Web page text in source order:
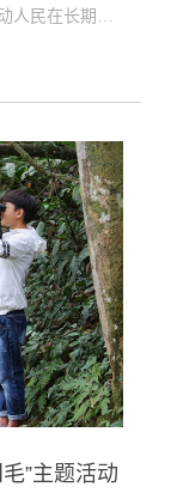
中医药在我国有着悠久的历史，是劳动人民在长期与自然和疾病作斗争的过程中通过经验积累发现的宝...
”主题活动